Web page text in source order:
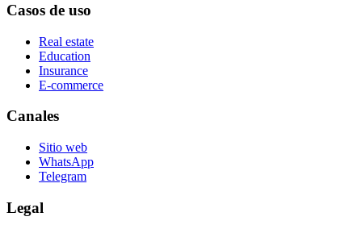
Casos de uso
Real estate
Education
Insurance
E-commerce
Canales
Sitio web
WhatsApp
Telegram
Legal